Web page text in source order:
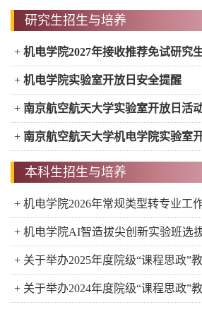
研究生招生与培养
+ 机电学院2027年接收推荐免试研究
+ 机电学院实验室开放日安全提醒
+ 南京航空航天大学实验室开放日活
+ 南京航空航天大学机电学院实验室开放
本科生招生与培养
+ 机电学院2026年常规类型转专业工
+ 机电学院AI智造拔尖创新实验班选拔方
+ 关于举办2025年度院级“课程思政”
+ 关于举办2024年度院级“课程思政”